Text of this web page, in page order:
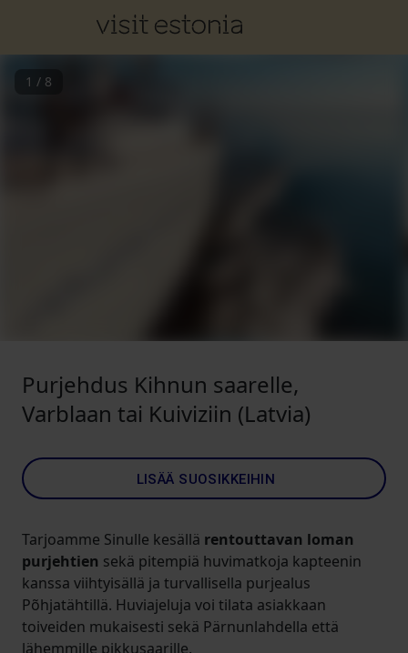
1 / 8
Purjehdus Kihnun saarelle,
Varblaan tai Kuiviziin (Latvia)
LISÄÄ SUOSIKKEIHIN
Tarjoamme Sinulle kesällä rentouttavan loman
purjehtien sekä pitempiä huvimatkoja kapteenin
kanssa viihtyisällä ja turvallisella purjealus
Põhjatähtillä. Huviajeluja voi tilata asiakkaan
toiveiden mukaisesti sekä Pärnunlahdella että
lähemmille pikkusaarille.